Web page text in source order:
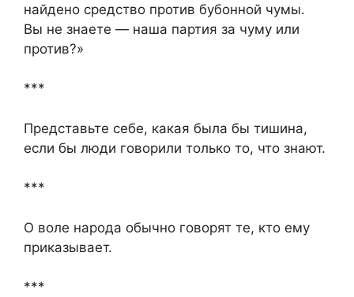
найдено средство против бубонной чумы.
Вы не знаете — наша партия за чуму или
против?»
***
Представьте себе, какая была бы тишина,
если бы люди говорили только то, что знают.
***
О воле народа обычно говорят те, кто ему
приказывает.
***